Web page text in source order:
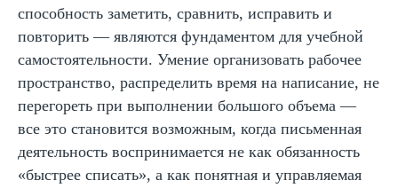
способность заметить, сравнить, исправить и
повторить — являются фундаментом для учебной
самостоятельности. Умение организовать рабочее
пространство, распределить время на написание, не
перегореть при выполнении большого объема —
все это становится возможным, когда письменная
деятельность воспринимается не как обязанность
«быстрее списать», а как понятная и управляемая